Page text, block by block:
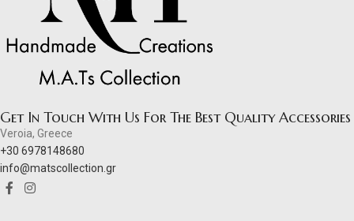
Get In Touch With Us For The Best Quality Accessories
Veroia, Greece
+30 6978148680
info@matscollection.gr